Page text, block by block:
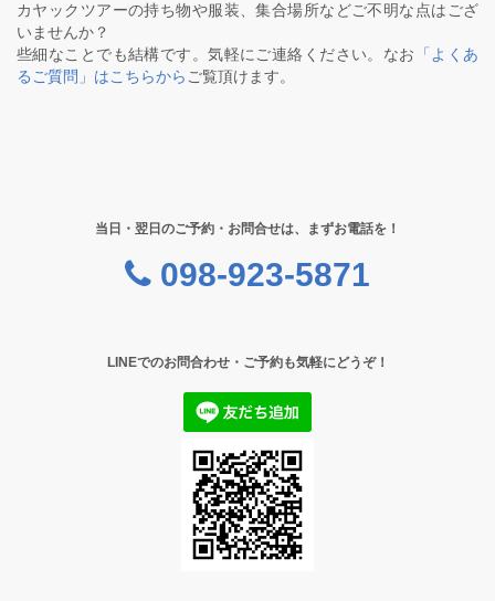
カヤックツアーの持ち物や服装、集合場所などご不明な点はござ
いませんか？
些細なことでも結構です。気軽にご連絡ください。なお
「よくあ
るご質問」はこちらから ご覧頂けます。
当日・翌日のご予約・お問合せは、まずお電話を！
098-923-5871
LINEでのお問合わせ・ご予約も気軽にどうぞ！